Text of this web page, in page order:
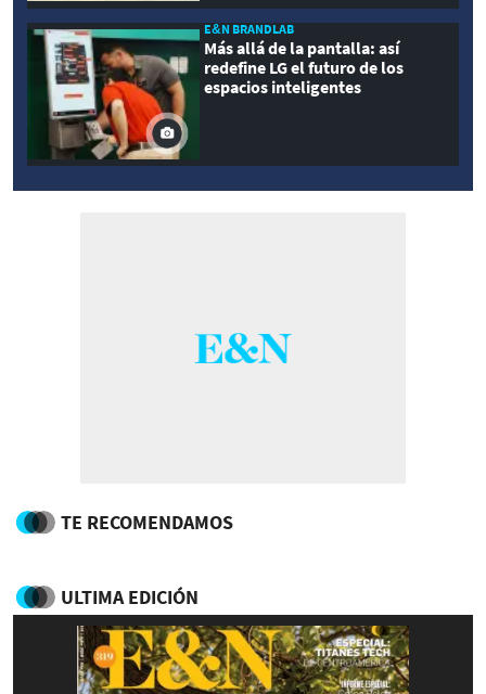
E&N BRANDLAB
Más allá de la pantalla: así
redefine LG el futuro de los
espacios inteligentes
TE RECOMENDAMOS
ULTIMA EDICIÓN